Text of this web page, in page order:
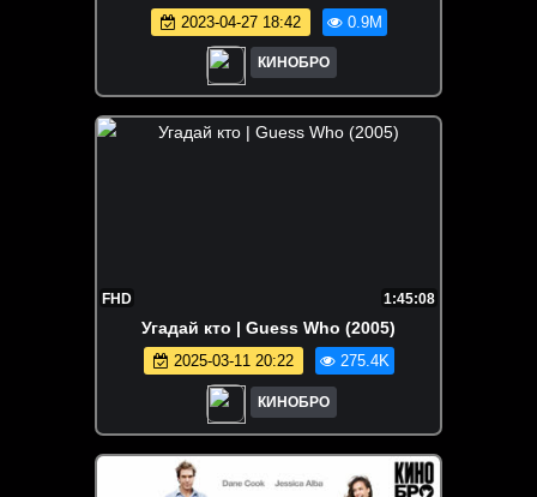
2023-04-27 18:42 0.9M
КИНОБРО
FHD 1:45:08
Угадай кто | Guess Who (2005)
2025-03-11 20:22 275.4K
КИНОБРО